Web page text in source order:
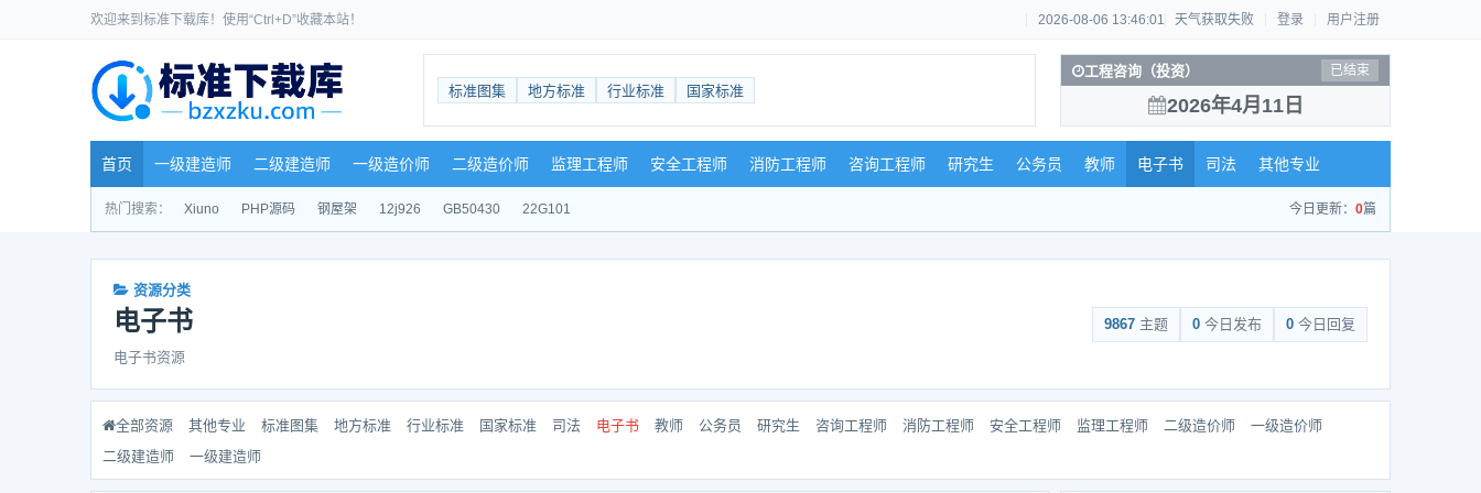
欢迎来到标准下载库！使用“Ctrl+D”收藏本站！ 2026-08-06 13:46:01 天气获取失败 登录 用户注册
标准图集 地方标准 行业标准 国家标准
工程咨询（投资） 已结束
2026年4月11日
首页 一级建造师 二级建造师 一级造价师 二级造价师 监理工程师 安全工程师 消防工程师 咨询工程师 研究生 公务员 教师 电子书 司法 其他专业
热门搜索： Xiuno PHP源码 钢屋架 12j926 GB50430 22G101 今日更新： 0篇
资源分类
电子书
电子书资源
9867 主题 0 今日发布 0 今日回复
全部资源 其他专业 标准图集 地方标准 行业标准 国家标准 司法 电子书 教师 公务员 研究生 咨询工程师 消防工程师 安全工程师 监理工程师 二级造价师
一级造价师
二级建造师
一级建造师